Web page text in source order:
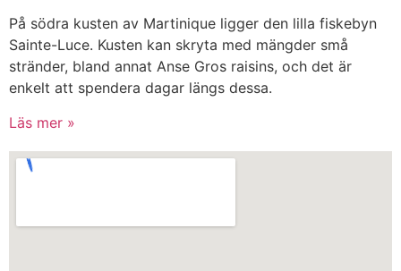
På södra kusten av Martinique ligger den lilla fiskebyn
Sainte-Luce. Kusten kan skryta med mängder små
stränder, bland annat Anse Gros raisins, och det är
enkelt att spendera dagar längs dessa.
Läs mer »